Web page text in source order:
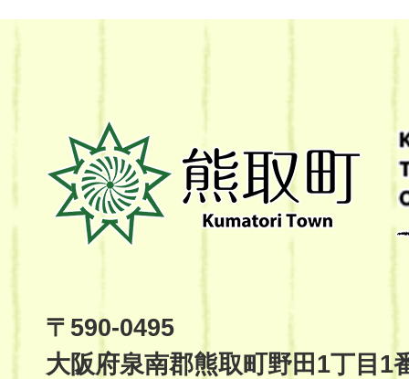
熊
取
町
Kumatori
Site
〒590-0495
大阪府泉南郡熊取町野田1丁目1